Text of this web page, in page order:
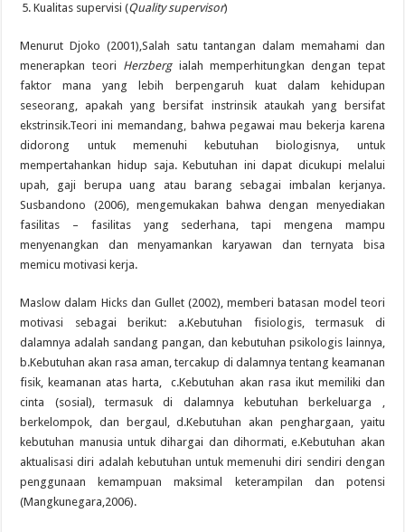
Kualitas supervisi (Quality supervisor)
Menurut Djoko (2001),Salah satu tantangan dalam memahami dan
menerapkan teori Herzberg ialah memperhitungkan dengan tepat
faktor mana yang lebih berpengaruh kuat dalam kehidupan
seseorang, apakah yang bersifat instrinsik ataukah yang bersifat
ekstrinsik.Teori ini memandang, bahwa pegawai mau bekerja karena
didorong untuk memenuhi kebutuhan biologisnya, untuk
mempertahankan hidup saja. Kebutuhan ini dapat dicukupi melalui
upah, gaji berupa uang atau barang sebagai imbalan kerjanya.
Susbandono (2006), mengemukakan bahwa dengan menyediakan
fasilitas – fasilitas yang sederhana, tapi mengena mampu
menyenangkan dan menyamankan karyawan dan ternyata bisa
memicu motivasi kerja.
Maslow dalam Hicks dan Gullet (2002), memberi batasan model teori
motivasi sebagai berikut: a.Kebutuhan fisiologis, termasuk di
dalamnya adalah sandang pangan, dan kebutuhan psikologis lainnya,
b.Kebutuhan akan rasa aman, tercakup di dalamnya tentang keamanan
fisik, keamanan atas harta, c.Kebutuhan akan rasa ikut memiliki dan
cinta (sosial), termasuk di dalamnya kebutuhan berkeluarga ,
berkelompok, dan bergaul, d.Kebutuhan akan penghargaan, yaitu
kebutuhan manusia untuk dihargai dan dihormati, e.Kebutuhan akan
aktualisasi diri adalah kebutuhan untuk memenuhi diri sendiri dengan
penggunaan kemampuan maksimal keterampilan dan potensi
(Mangkunegara,2006).